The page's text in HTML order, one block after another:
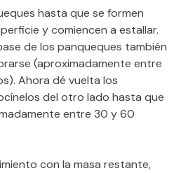
hasta que se formen
y comiencen a estallar.
de los panqueques también
(aproximadamente entre
Ahora dé vuelta los
del otro lado hasta que
entre 30 y 60
con la masa restante,